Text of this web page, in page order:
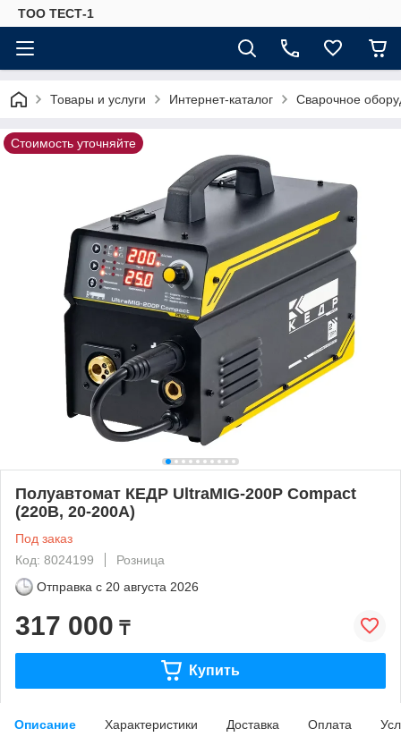
ТОО ТЕСТ-1
Товары и услуги Интернет-каталог Сварочное
Стоимость уточняйте
Полуавтомат КЕДР UltraMIG-200P Compact
(220В, 20-200А)
Под заказ
Код: 8024199
Розница
Отправка с 20 августа 2026
317 000 ₸
Купить
Описание Характеристики Доставка Оплата